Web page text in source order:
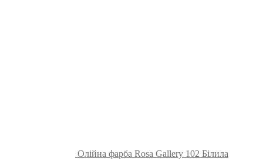
Олійна фарба Rosa Gallery 102 Білила